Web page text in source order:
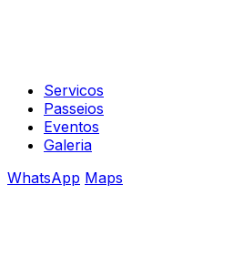
Servicos
Passeios
Eventos
Galeria
WhatsApp Maps